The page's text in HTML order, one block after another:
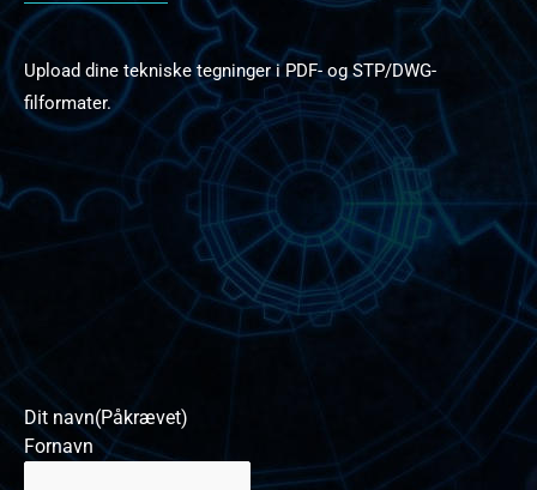
Upload dine tekniske tegninger i PDF- og STP/DWG-
filformater.
Dit navn(Påkrævet)
Fornavn